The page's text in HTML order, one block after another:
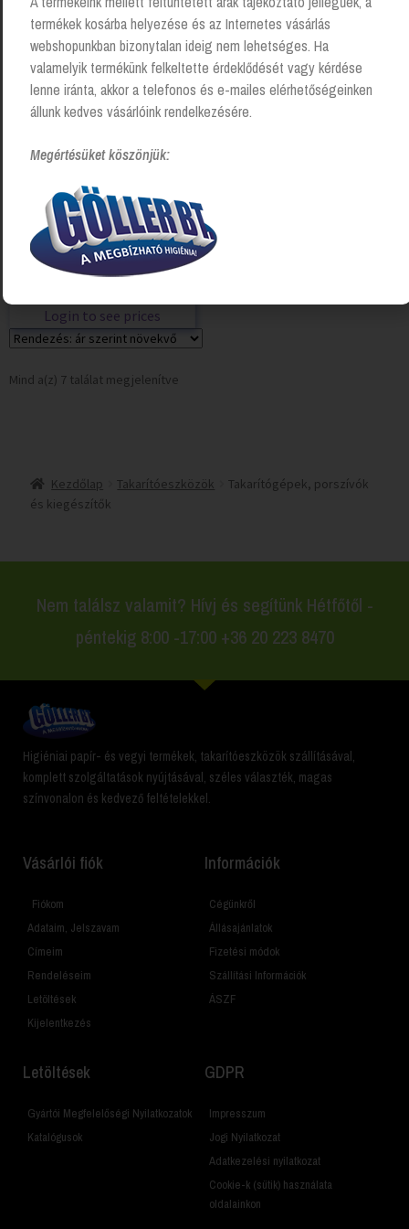
Login to see prices
Login to see prices
Mind a(z) 7 találat megjelenítve
Kezdőlap Takarítóeszközök
Takarítógépek, porszívók
és kiegészítők
Nem találsz valamit? Hívj és segítünk Hétfőtől -
péntekig 8:00 -17:00 +36 20 223 8470
Higiéniai papír- és vegyi termékek, takarítóeszközök szállításával,
komplett szolgáltatások nyújtásával, széles választék, magas
színvonalon és kedvező feltételekkel.
Vásárlói fiók
Fiókom
Adataim, Jelszavam
Címeim
Rendeléseim
Letöltések
Kijelentkezés
Információk
Cégünkről
Állásajánlatok
Fizetési módok
Szállítási Információk
ÁSZF
Letöltések
Gyártói Megfelelőségi Nyilatkozatok
Katalógusok
GDPR
Impresszum
Jogi Nyilatkozat
Adatkezelési nyilatkozat
Cookie-k (sütik) használata
oldalainkon
termékek kosárba helyezése és az Internetes vásárlás
webshopunkban bizonytalan ideig nem lehetséges. Ha
valamelyik termékünk felkeltette érdeklődését vagy kérdése
lenne iránta, akkor a telefonos és e-mailes elérhetőségeinken
állunk kedves vásárlóink rendelkezésére.
Megértésüket köszönjük: